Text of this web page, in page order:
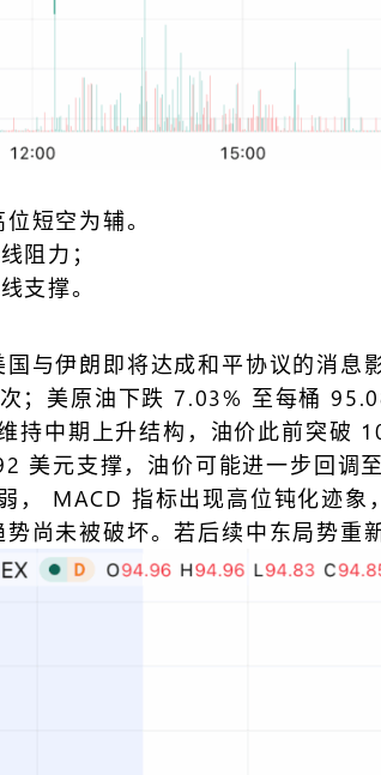
短空为辅。
阻力；
支撑。
与伊朗即将达成和平协议的消
；美原油下跌 7.03% 至每桶
持中期上升结构，油价此前突破
美元支撑，油价可能进一步回
， MACD 指标出现高位钝化迹
尚未被破坏。若后续中东局势